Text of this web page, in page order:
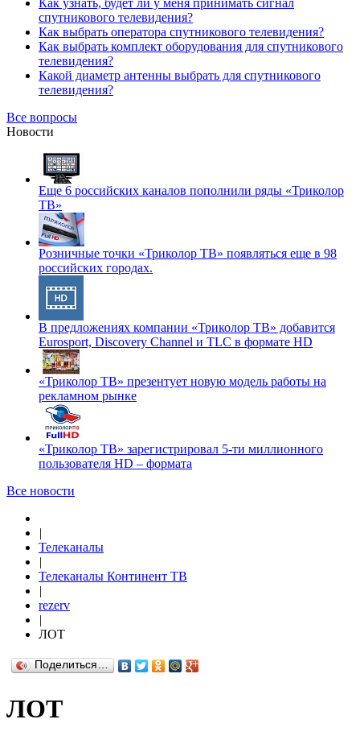
Как узнать, будет ли у меня принимать сигнал
спутникового телевидения?
Как выбрать оператора спутникового телевидения?
Как выбрать комплект оборудования для спутникового
телевидения?
Какой диаметр антенны выбрать для спутникового
телевидения?
Все вопросы
Новости
Еще 6 российских каналов пополнили ряды «Триколор
ТВ»
Розничные точки «Триколор ТВ» появляться еще в 98
российских городах.
В предложениях компании «Триколор ТВ» добавится
Eurosport, Discovery Channel и TLC в формате HD
«Триколор ТВ» презентует новую модель работы на
рекламном рынке
«Триколор ТВ» зарегистрировал 5-ти миллионного
пользователя HD – формата
Все новости
|
Телеканалы
|
Телеканалы Континент ТВ
|
rezerv
|
ЛОТ
Поделиться…
ЛОТ